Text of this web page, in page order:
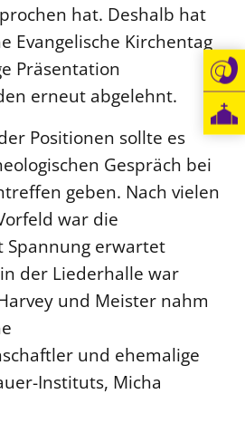
hat. Deshalb hat
Evangelische Kirchentag
Präsentation
erneut abgelehnt.
Positionen sollte es
Gespräch bei
geben. Nach vielen
war die
Spannung erwartet
der Liederhalle war
und Meister nahm
und ehemalige
Instituts, Micha